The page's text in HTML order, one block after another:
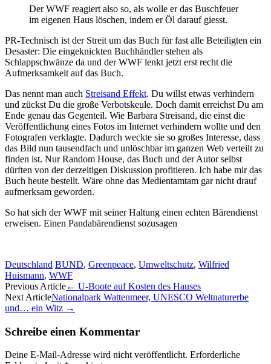
Der WWF reagiert also so, als wolle er das Buschfeuer
im eigenen Haus löschen, indem er Öl darauf giesst.
PR-Technisch ist der Streit um das Buch für fast alle Beteiligten ein
Desaster: Die eingeknickten Buchhändler stehen als
Schlappschwänze da und der WWF lenkt jetzt erst recht die
Aufmerksamkeit auf das Buch.
Das nennt man auch Streisand Effekt. Du willst etwas verhindern
und zückst Du die große Verbotskeule. Doch damit erreichst Du am
Ende genau das Gegenteil. Wie Barbara Streisand, die einst die
Veröffentlichung eines Fotos im Internet verhindern wollte und den
Fotografen verklagte. Dadurch weckte sie so großes Interesse, dass
das Bild nun tausendfach und unlöschbar im ganzen Web verteilt zu
finden ist. Nur Random House, das Buch und der Autor selbst
dürften von der derzeitigen Diskussion profitieren. Ich habe mir das
Buch heute bestellt. Wäre ohne das Medientamtam gar nicht drauf
aufmerksam geworden.
So hat sich der WWF mit seiner Haltung einen echten Bärendienst
erweisen. Einen Pandabärendienst sozusagen
Deutschland BUND, Greenpeace, Umweltschutz, Wilfried
Huismann, WWF
Artikel-
Navigation
Previous Article← U-Boote auf Kosten des Hauses
Next ArticleNationalpark Wattenmeer, UNESCO Weltnaturerbe
und… ein Witz →
Schreibe einen Kommentar
Deine E-Mail-Adresse wird nicht veröffentlicht. Erforderliche